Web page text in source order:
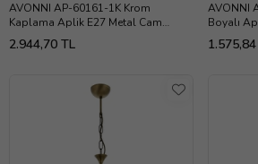
AVONNI AP-60161-1K Krom
Kaplama Aplik E27 Metal Cam
13x18cm
2.944,70 TL
AVONNI
Boyalı